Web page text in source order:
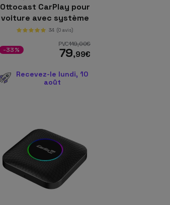
Ottocast CarPlay pour
voiture avec système
de surveillance (Cabin
34 (0 avis)
PVC119,00€
79,99€
-33%
Recevez-le lundi, 10
août